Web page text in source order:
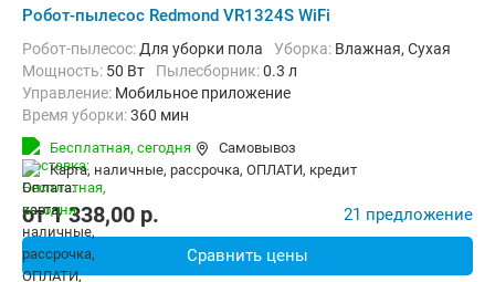
Робот-пылесос Redmond VR1324S WiFi
Робот-пылесос: Для уборки пола Уборка: Влажная, Сухая
мощность: 50 Вт пылесборник:0.3 л
Управление: Мобильное приложение
Время уборки:360 мин
Функции:
Бесплатная, сегодня
Самовывоз
карта, наличные, рассрочка, ОПЛАТИ, кредит
от1 338,00 p. 21 предложение
Сравнить цены